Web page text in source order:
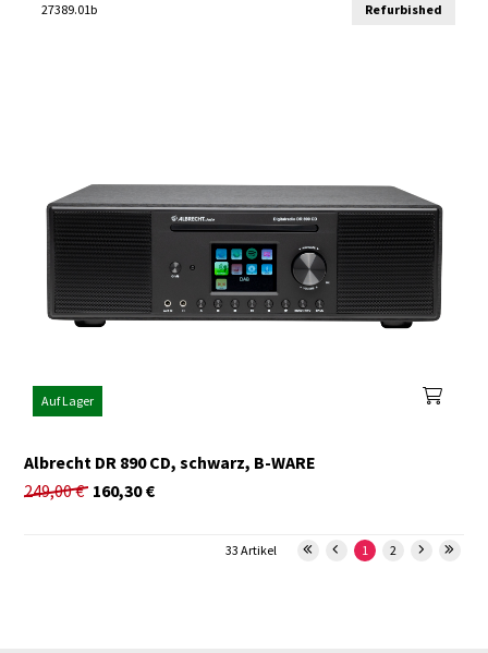
Refurbished
27389.01b
Auf Lager
Albrecht DR 890 CD, schwarz, B-WARE
249,00€ €
160,30
1 2
33 Artikel